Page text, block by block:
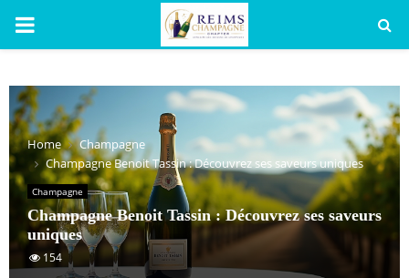
PRIMARY
Home
Champagne
Champagne Benoit Tassin : Découvrez ses saveurs uniques
Champagne
Champagne Benoit Tassin : Découvrez ses saveurs
uniques
154